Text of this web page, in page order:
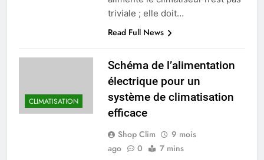
triviale ; elle doit…
Read Full News
CLIMATISATION
Schéma de l’alimentation
électrique pour un
système de climatisation
efficace
Shop Clim
9 mois
ago
0 7 mins